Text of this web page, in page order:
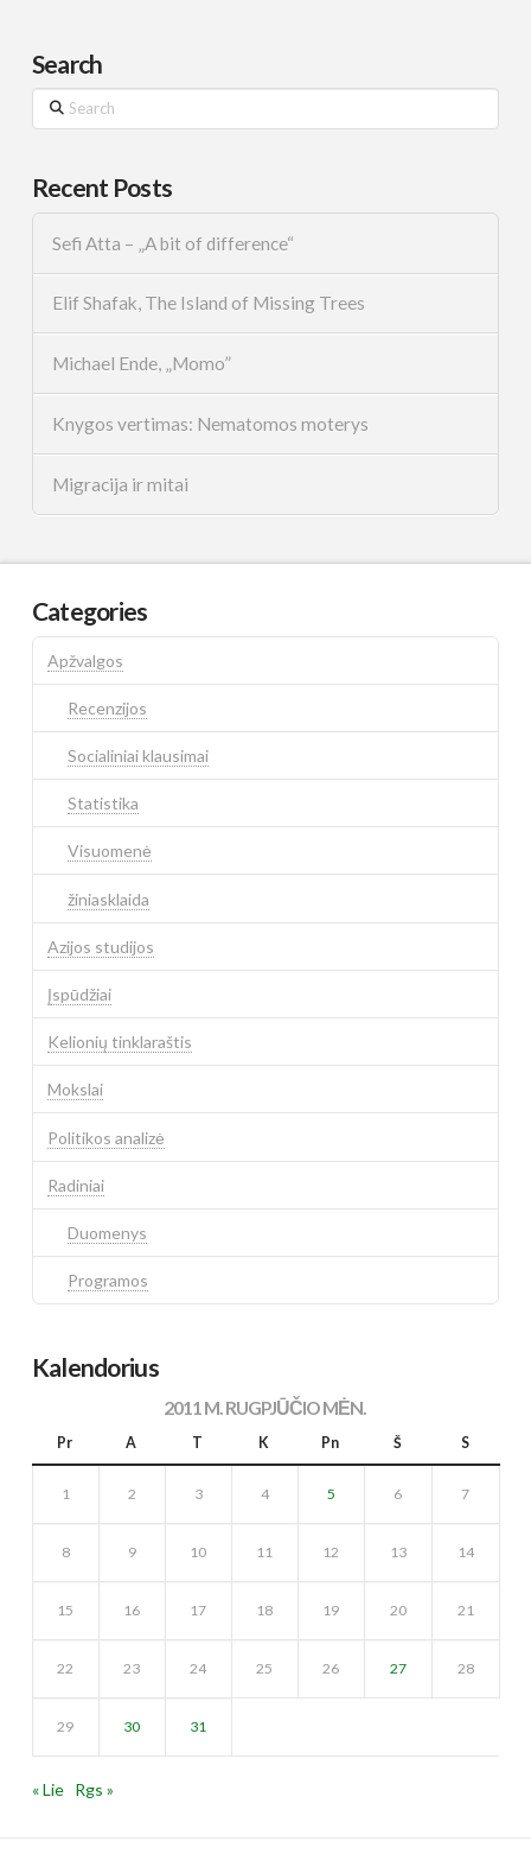
Search
Search
Recent Posts
Sefi Atta – „A bit of difference“
Elif Shafak, The Island of Missing Trees
Michael Ende, „Momo”
Knygos vertimas: Nematomos moterys
Migracija ir mitai
Categories
Apžvalgos
Recenzijos
Socialiniai klausimai
Statistika
Visuomenė
žiniasklaida
Azijos studijos
Įspūdžiai
Kelionių tinklaraštis
Mokslai
Politikos analizė
Radiniai
Duomenys
Programos
Kalendorius
2011 M. RUGPJŪČIO MĖN.
Pr A T K Pn Š S
1 2 3 4 5 6 7
8 9 10 11 12 13 14
15 16 17 18 19 20 21
22 23 24 25 26 27 28
29 30 31
« Lie Rgs »